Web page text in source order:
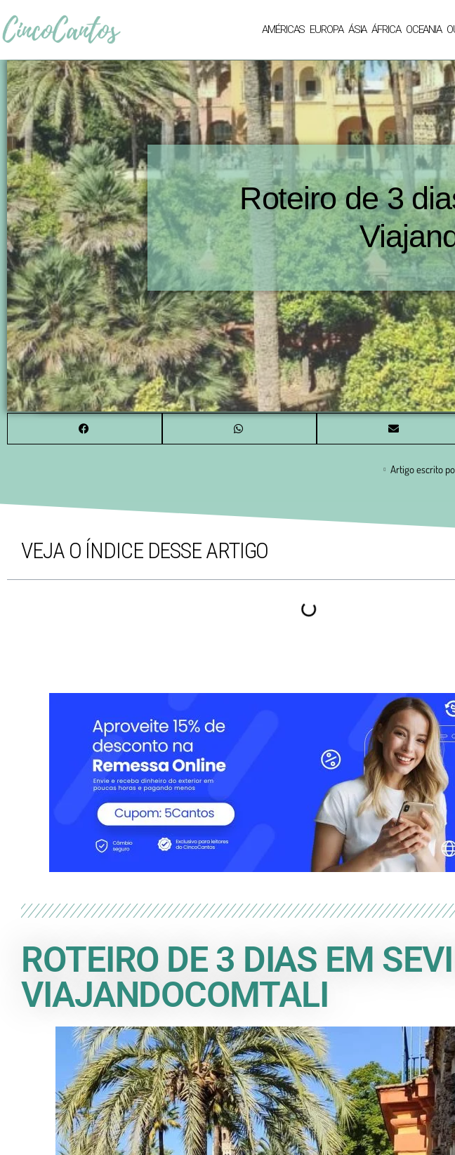
AMÉRICAS EUROPA ÁSIA ÁFRICA OCEANIA
Roteiro de 3
Artigo escrito
VEJA O ÍNDICE DESSE ARTIGO
ROTEIRO DE 3 DIAS EM
VIAJANDOCOMTALI